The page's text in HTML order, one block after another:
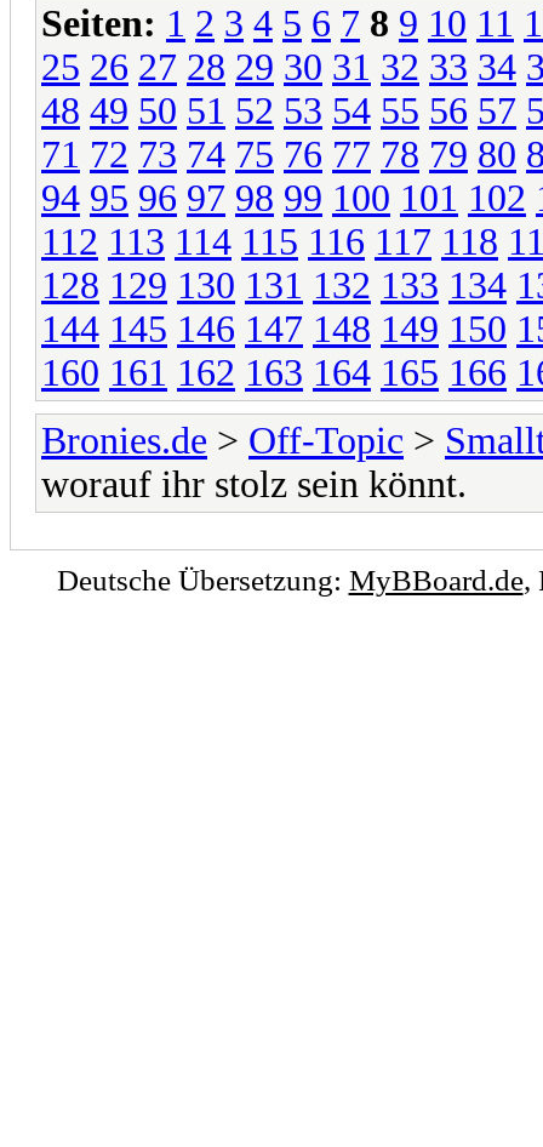
Seiten: 1 2 3 4 5 6 7 8 9 10 11
25 26 27 28 29 30 31 32 33 34
48 49 50 51 52 53 54 55 56 57
71 72 73 74 75 76 77 78 79 80
94 95 96 97 98 99 100 101 102
112 113 114 115 116 117 118
128 129 130 131 132 133 134
144 145 146 147 148 149 150
160 161 162 163 164 165 166
Bronies.de > Off-Topic >
worauf ihr stolz sein könnt.
Deutsche Übersetzung: MyBBoard.de,